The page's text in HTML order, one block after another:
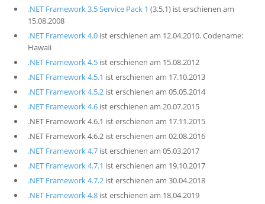
.NET Framework 3.5 Service Pack 1 (3.5.1) ist erschienen am
15.08.2008
.NET Framework 4.0ist erschienen am 12.04.2010. Codename:
Hawaii
.NET Framework 4.5ist erschienen am 15.08.2012
.NET Framework 4.5.1 ist erschienen am 17.10.2013
.NET Framework 4.5.2ist erschienen am 05.05.2014
.NET Framework 4.6ist erschienen am 20.07.2015
.NET Framework 4.6.1 ist erschienen am 17.11.2015
.NET Framework 4.6.2 ist erschienen am 02.08.2016
.NET Framework 4.7ist erschienen am 05.03.2017
.NET Framework 4.7.1 ist erschienen am 19.10.2017
.NET Framework 4.7.2ist erschienen am 30.04.2018
.NET Framework 4.8ist erschienen am 18.04.2019